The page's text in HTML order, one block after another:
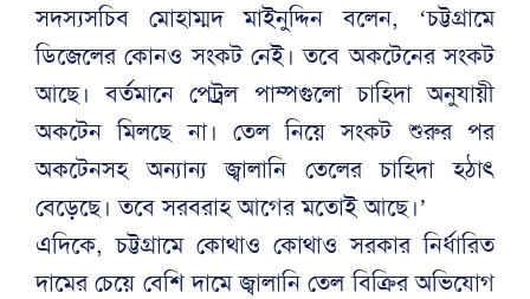
সদস্যসচিব মোহাম্মদ মাইনুদ্দিন বলেন, ‘চট্টগ্রামে
ডিজেলের কোনও সংকট নেই। তবে অকটেনের সংকট
আছে। বর্তমানে পেট্রল পাম্পগুলো চাহিদা অনুযায়ী
অকটেন মিলছে না। তেল নিয়ে সংকট শুরুর পর
অকটেনসহ অন্যান্য জ্বালানি তেলের চাহিদা হঠাৎ
বেড়েছে। তবে সরবরাহ আগের মতোই আছে।’
এদিকে, চট্টগ্রামে কোথাও কোথাও সরকার নির্ধারিত
দামের চেয়ে বেশি দামে জ্বালানি তেল বিক্রির অভিযোগ